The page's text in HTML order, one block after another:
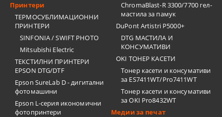
Принтери
ТЕРМОСУБЛИМАЦИОННИ
ПРИНТЕРИ
SINFONIA / SWIFT PHOTO
Mitsubishi Electric
ТЕКСТИЛНИ ПРИНТЕРИ
EPSON DTG/DTF
Epson SureLab D - дигитални
фотомашини
Epson L-серия икономични
фотопринтери
ChromaBlast-R 3300/7700 гел-
мастила за памук
DuPont Artistri P5000+
DTG МАСТИЛА И
КОНСУМАТИВИ
OKI ТОНЕР КАСЕТИ
Тонер касети и консумативи
за ES7411WT/Pro7411WT
Тонер касети и консумативи
за OKI Pro8432WT
Медии за печат